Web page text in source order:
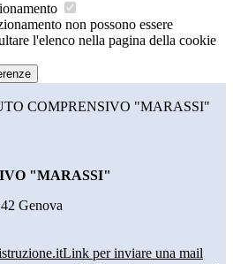
non possono essere
l'elenco nella pagina della cookie
COMPRENSIVO "MARASSI"
"MARASSI"
Genova
Link per inviare una mail